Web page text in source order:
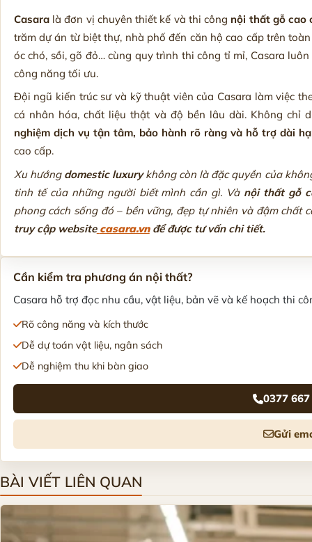
Casaralà đơn vị chuyên thiết kế và thi công nội thất gỗ cao
trăm dự án từ biệt thự, nhà phố đến căn hộ cao cấp trên
óc chó, sồi, gõ đỏ… cùng quy trình thi công tỉ mỉ, Casara
công năng tối ưu.
Đội ngũ kiến trúc sư và kỹ thuật viên của Casara làm việc
cá nhân hóa, chất liệu thật và độ bền lâu dài. Không chỉ
nghiệm dịch vụ tận tâm, bảo hành rõ ràng và hỗ trợ dài
cao cấp.
Xu hướng domestic luxurykhông còn là đặc quyền của
tinh tế của những người biết mình cần gì. Và nội thất gỗ
phong cách sống đó – bền vững, đẹp tự nhiên và đậm chất
truy cập website casara.vnđể được tư vấn chi tiết.
Cần kiểm tra phương án nội thất?
Casara hỗ trợ đọc nhu cầu, vật liệu, bản vẽ và kế hoạch thi
Rõ công năng và kích thước
Dễ dự toán vật liệu, ngân sách
Dễ nghiệm thu khi bàn giao
0377
Gửi
BÀI VIẾT LIÊN QUAN